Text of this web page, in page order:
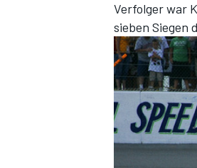
Verfolger war
sieben Siegen